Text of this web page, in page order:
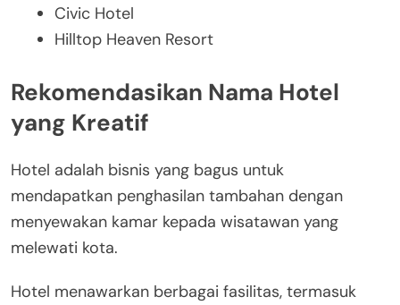
Civic Hotel
Hilltop Heaven Resort
Rekomendasikan Nama Hotel
yang Kreatif
Hotel adalah bisnis yang bagus untuk
mendapatkan penghasilan tambahan dengan
menyewakan kamar kepada wisatawan yang
melewati kota.
Hotel menawarkan berbagai fasilitas, termasuk